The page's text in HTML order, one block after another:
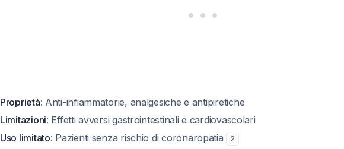
Proprietà: Anti-infiammatorie, analgesiche e antipiretiche
Limitazioni: Effetti avversi gastrointestinali e cardiovascolari
Uso limitato: Pazienti senza rischio di coronaropatia 2